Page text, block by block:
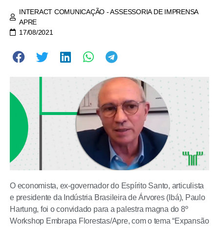
INTERACT COMUNICAÇÃO - ASSESSORIA DE IMPRENSA
APRE
17/08/2021
O economista, ex-governador do Espírito Santo, articulista
e presidente da Indústria Brasileira de Árvores (Ibá), Paulo
Hartung, foi o convidado para a palestra magna do 8º
Workshop Embrapa Florestas/Apre, com o tema “Expansão